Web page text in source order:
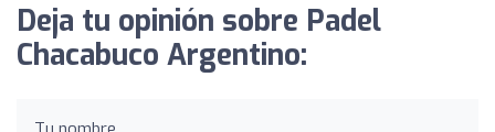
Deja tu opinión sobre Padel
Chacabuco Argentino: